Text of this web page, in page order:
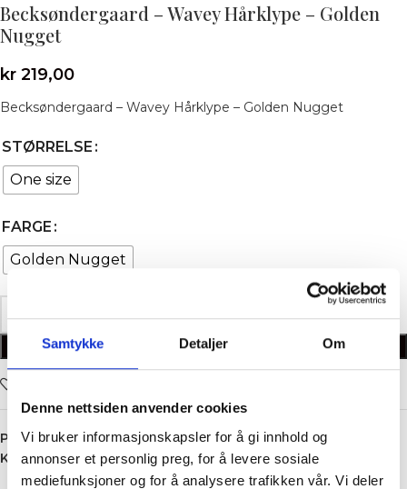
Samtykke Detaljer Om
Denne nettsiden anvender cookies
Vi bruker informasjonskapsler for å gi innhold og
annonser et personlig preg, for å levere sosiale
mediefunksjoner og for å analysere trafikken vår. Vi deler
Becksøndergaard – Wavey Hårklype – Golden
Nugget
kr 219,00
Becksøndergaard – Wavey Hårklype – Golden Nugget
STØRRELSE
One size
FARGE
Golden Nugget
LEGG I HANDLEKURV
Produktnummer:5631
Kategori: Hårklype